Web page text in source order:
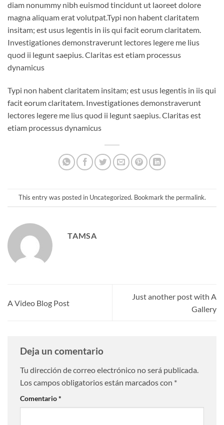
diam nonummy nibh euismod tincidunt ut laoreet dolore
magna aliquam erat volutpat.Typi non habent claritatem
insitam; est usus legentis in iis qui facit eorum claritatem.
Investigationes demonstraverunt lectores legere me lius
quod ii legunt saepius. Claritas est etiam processus
dynamicus
Typi non habent claritatem insitam; est usus legentis in iis qui
facit eorum claritatem. Investigationes demonstraverunt
lectores legere me lius quod ii legunt saepius. Claritas est
etiam processus dynamicus
This entry was posted in Uncategorized. Bookmark the permalink.
TAMSA
A Video Blog Post
Just another post with A
Gallery
Deja un comentario
Tu dirección de correo electrónico no será publicada.
Los campos obligatorios están marcados con *
Comentario*